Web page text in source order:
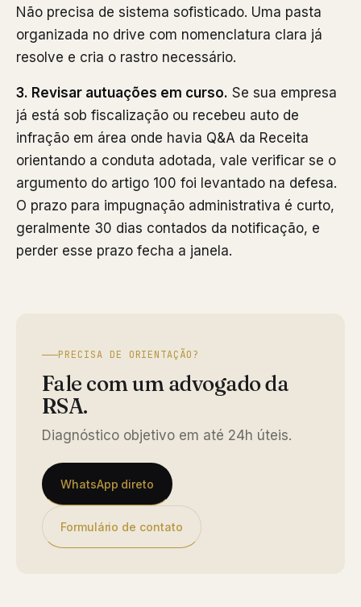
Não precisa de sistema sofisticado. Uma pasta
organizada no drive com nomenclatura clara já
resolve e cria o rastro necessário.
3. Revisar autuações em curso. Se sua empresa
já está sob fiscalização ou recebeu auto de
infração em área onde havia Q&A da Receita
orientando a conduta adotada, vale verificar se o
argumento do artigo 100 foi levantado na defesa.
O prazo para impugnação administrativa é curto,
geralmente 30 dias contados da notificação, e
perder esse prazo fecha a janela.
PRECISA DE ORIENTAÇÃO?
Fale com um advogado da
RSA.
Diagnóstico objetivo em até 24h úteis.
WhatsApp direto
Formulário de contato